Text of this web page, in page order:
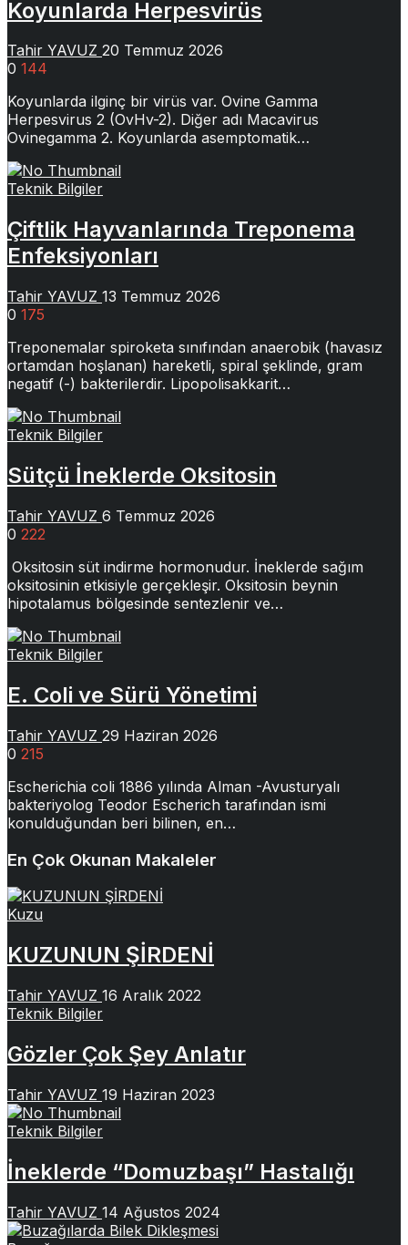
Koyunlarda Herpesvirüs
Tahir YAVUZ 20 Temmuz 2026
0 144
Koyunlarda ilginç bir virüs var. Ovine Gamma
Herpesvirus 2 (OvHv-2). Diğer adı Macavirus
Ovinegamma 2. Koyunlarda asemptomatik…
Teknik Bilgiler
Çiftlik Hayvanlarında Treponema
Enfeksiyonları
Tahir YAVUZ 13 Temmuz 2026
0 175
Treponemalar spiroketa sınıfından anaerobik (havasız
ortamdan hoşlanan) hareketli, spiral şeklinde, gram
negatif (-) bakterilerdir. Lipopolisakkarit…
Teknik Bilgiler
Sütçü İneklerde Oksitosin
Tahir YAVUZ 6 Temmuz 2026
0 222
Oksitosin süt indirme hormonudur. İneklerde sağım
oksitosinin etkisiyle gerçekleşir. Oksitosin beynin
hipotalamus bölgesinde sentezlenir ve…
Teknik Bilgiler
E. Coli ve Sürü Yönetimi
Tahir YAVUZ 29 Haziran 2026
0 215
Escherichia coli 1886 yılında Alman -Avusturyalı
bakteriyolog Teodor Escherich tarafından ismi
konulduğundan beri bilinen, en…
En Çok Okunan Makaleler
Kuzu
KUZUNUN ŞİRDENİ
Tahir YAVUZ 16 Aralık 2022
Teknik Bilgiler
Gözler Çok Şey Anlatır
Tahir YAVUZ 19 Haziran 2023
Teknik Bilgiler
İneklerde “Domuzbaşı” Hastalığı
Tahir YAVUZ 14 Ağustos 2024